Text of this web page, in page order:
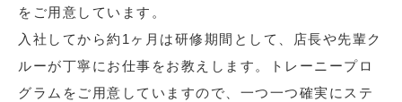
をご用意しています。
入社してから約1ヶ月は研修期間として、店長や先輩ク
ルーが丁寧にお仕事をお教えします。トレーニープロ
グラムをご用意していますので、一つ一つ確実にステ